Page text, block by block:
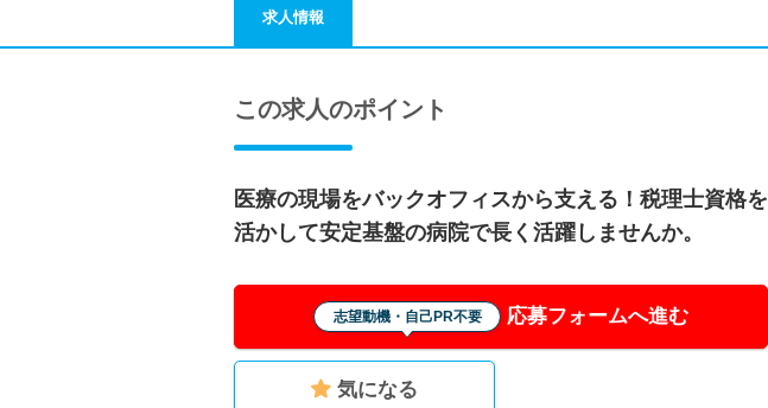
求人情報
この求人のポイント
医療の現場をバックオフィスから支える！税理士資格を
活かして安定基盤の病院で長く活躍しませんか。
志望動機・自己PR不要 応募フォームへ進む
気になる